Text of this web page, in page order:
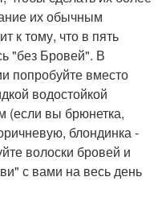
их обычным
к тому, что в пять
"без Бровей". В
попробуйте вместо
водостойкой
(если вы брюнетка,
блондинка -
волоски бровей и
с вами на весь день